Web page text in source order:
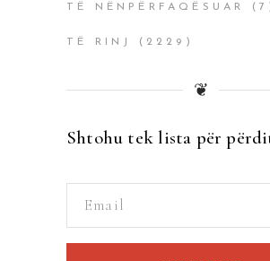
TË NËNPËRFAQËSUAR
TË RINJ (2229)
❦
Shtohu tek lista për